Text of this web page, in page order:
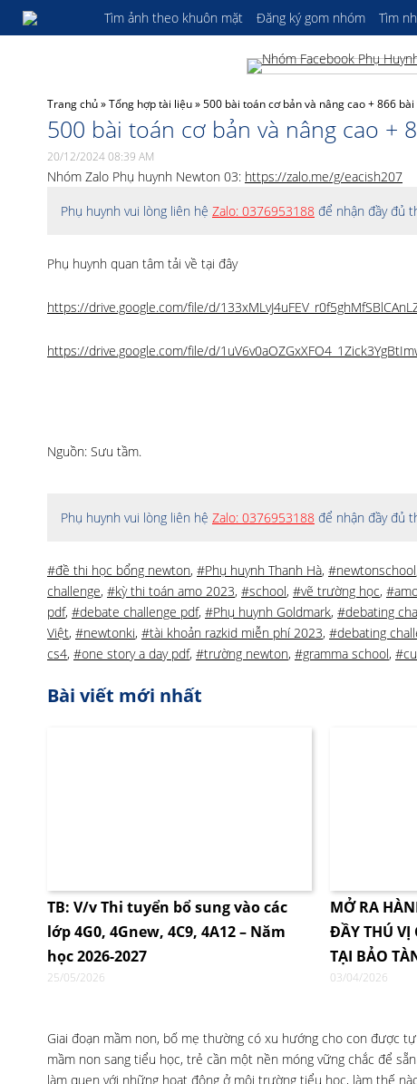
Tìm ảnh theo khuôn mặt Đăng ký gom nhóm Tìm
Trang chủ»Tổng hợp tài liệu»500 bài toán cơ bản và nâng cao + 866
500 bài toán cơ bản và nâng cao +
20/12/2024 08:39 AM
Nhóm Zalo Phụ huynh Newton 03: https://zalo.me/g/eacish207
Phụ huynh vui lòng liên hệ Zalo: 0376953188 để nhận đầy đủ
Phụ huynh quan tâm tải về tại đây
https://drive.google.com/file/d/
https://drive.google.com/file/d/
Nguồn: Sưu tầm.
Phụ huynh vui lòng liên hệ Zalo: 0376953188 để nhận đầy đủ
#đề thi học bổng newton, #Phụ huynh Thanh Hà, #newtonschool
challenge, #kỳ thi toán amo 2023, #school, #vẽ trường học,
pdf, #debate challenge pdf, #Phụ huynh Goldmark, #debating
Việt, #newtonki, #tài khoản razkid miễn phí 2023, #debating
cs4, #one story a day pdf, #trường newton, #gramma school,
Bài viết mới nhất
TB: V/v Thi tuyển bổ sung vào các
lớp 4G0, 4Gnew, 4C9, 4A12 – Năm
học 2026-2027
25/05/2026
MỞ RA
ĐẦY THÚ VỊ
TẠI BẢO
03/04/2026
Giai đoạn mầm non, bố mẹ thường có xu hướng cho con được
mầm non sang tiểu học, trẻ cần một nền móng vững chắc để
làm quen với những hoạt động ở môi trường tiểu học, làm thế